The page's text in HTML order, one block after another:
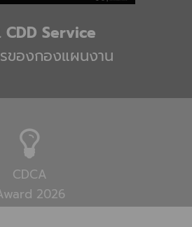
CDD Service
ของกองแผนงาน
CDCA
2026